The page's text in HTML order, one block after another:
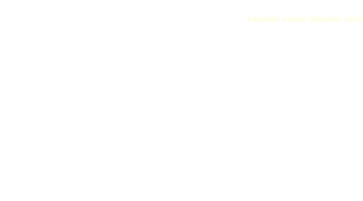
atasehir escort atasehir